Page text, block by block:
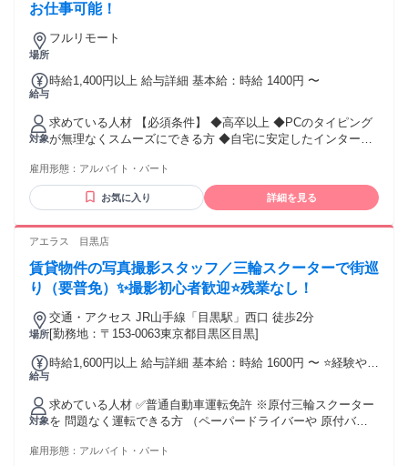
お仕事可能！
場所
フルリモート
給与
時給1,400円以上 給与詳細 基本給：時給 1400円 〜
対象
求めている人材 【必須条件】 ◆高卒以上 ◆PCのタイピング
が無理なくスムーズにできる方 ◆自宅に安定したインターネ
験がある方 ・営業経験（業界不問・年数不問） ・アウトバウ
ンドのテレアポ・コールセンター経験 ・カスタマーサクセ
ス・カスタマーサポート・インサイドセールスの経験 【歓迎
派遣など）での勤務経験 ◆目標や建値を追いかけることが好
雇用形態： アルバイト・パート
お気に入り 詳細を見る
アエラス 目黒店
賃貸物件の写真撮影スタッフ／三輪スクーターで街巡
り（要普免）✨撮影初心者歓迎⭐残業なし！
場所
交通・アクセス JR山手線「目黒駅」西口 徒歩2分
[勤務地：〒153-0063東京都目黒区目黒]
給与
時給1,600円以上 給与詳細 基本給：時給 1600円 〜 ⭐経験や能
対象
求めている人材 ✅普通自動車運転免許 ※原付三輪スクーター
を 問題なく運転できる方 （ペーパードライバーや 原付バイ
登録）を使用します 【⭐経験不問！人柄重視の採用⭐】 ✱未経
雇用形態： アルバイト・パート